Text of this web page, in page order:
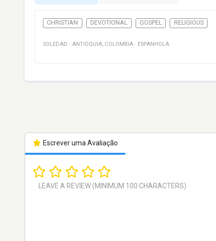
CHRISTIAN DEVOTIONAL GOSPEL RELIGIOUS
SOLEDAD · ANTIOQUIA, COLOMBIA · ESPANHOLA
Escrever uma Avaliação